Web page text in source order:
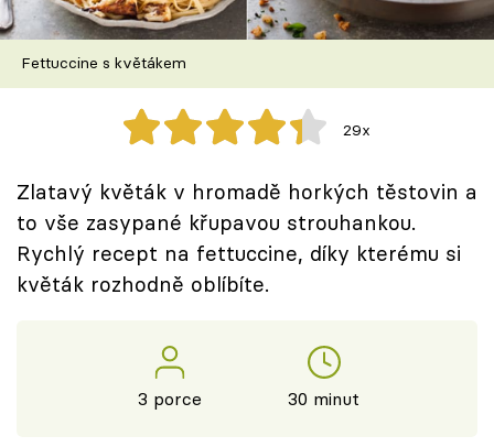
Škola vaření
Recepty z TV
Speciál: Cuketa
Těhotnej kuchař
Sledujte prima+
Fettuccine s květákem
29x
Zlatavý květák v hromadě horkých těstovin a
to vše zasypané křupavou strouhankou.
Rychlý recept na fettuccine, díky kterému si
květák rozhodně oblíbíte.
3 porce 30 minut